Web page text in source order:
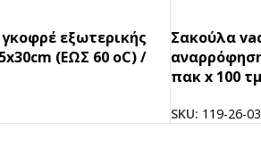
εξωτερικής
(ΕΩΣ 60 oC) /
Σακούλα
πακ x 100
SKU: 119-26-